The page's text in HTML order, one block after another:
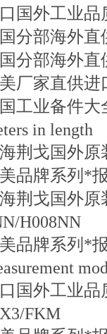
国外工业品
分部海外直
分部海外直
厂家直供进
工业备件大
in length
海荆戈国外
品牌系列*
海荆戈国外
H008NN
品牌系列*
国外工业品
FKM